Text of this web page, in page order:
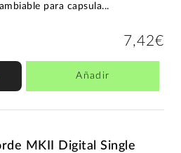
para capsula...
7,42€
Añadir
MKII Digital Single